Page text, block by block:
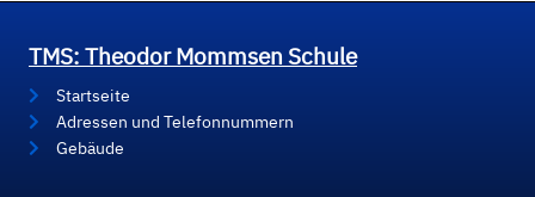
TMS: Theodor Mommsen Schule
Startseite
Adressen und Telefonnummern
Gebäude